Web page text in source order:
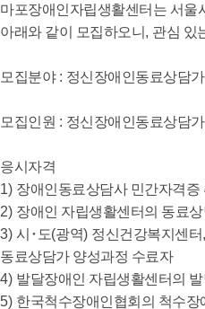
마포장애인자립생활센터는 서울
아래와 같이 모집하오니 , 관심 있
모집분야 : 정신장애인동료상담가
모집인원 : 정신장애인 동료상담가
응시자격
1) 장애인동료상담사 민간자격증
2) 장애인 자립생활센터의 동료
3) 시 ･ 도(광역) 정신건강복지센터,
동료상담가 양성과정 수료자
4) 발달장애인 자립생활센터의
5) 한국척수장애인협회의 척수